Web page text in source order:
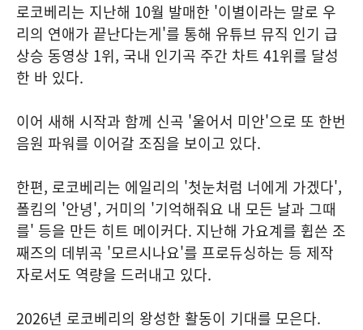
로코베리는 지난해 10월 발매한 '이별이라는 말로 우
리의 연애가 끝난다는게'를 통해 유튜브 뮤직 인기 급
상승 동영상 1위, 국내 인기곡 주간 차트 41위를 달성
한 바 있다.
이어 새해 시작과 함께 신곡 '울어서 미안'으로 또 한번
음원 파워를 이어갈 조짐을 보이고 있다.
한편, 로코베리는 에일리의 '첫눈처럼 너에게 가겠다',
폴킴의 '안녕', 거미의 '기억해줘요 내 모든 날과 그때
를' 등을 만든 히트 메이커다. 지난해 가요계를 휩쓴 조
째즈의 데뷔곡 '모르시나요'를 프로듀싱하는 등 제작
자로서도 역량을 드러내고 있다.
2026년 로코베리의 왕성한 활동이 기대를 모은다.